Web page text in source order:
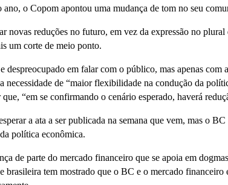
ano, o Copom apontou uma mudança de tom no seu
novas reduções no futuro, em vez da expressão no
um corte de meio ponto.
despreocupado em falar com o público, mas apenas
necessidade de “maior flexibilidade na condução da
“em se confirmando o cenário esperado, haverá
a ata a ser publicada na semana que vem, mas o
política econômica.
de parte do mercado financeiro que se apoia em
brasileira tem mostrado que o BC e o mercado